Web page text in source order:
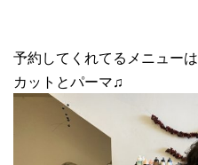
予約してくれてるメニューは
カットとパーマ♫